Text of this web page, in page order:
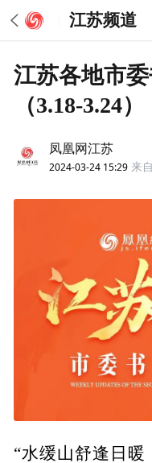
江苏频道
江苏各地市
（3.18-3.24）
凤凰网江苏
2024-03-24 15:29 来
“水缓山舒逢日暖